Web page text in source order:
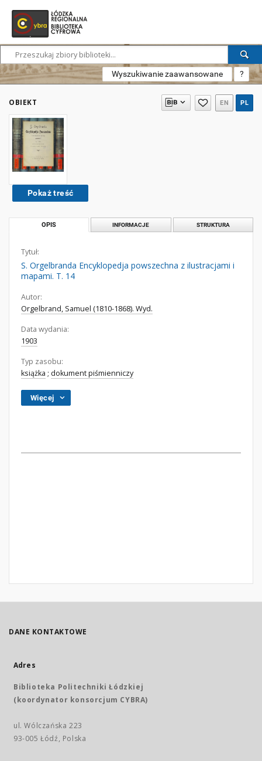
Wyszukiwanie zaawansowane ?
OBIEKT EN PL
Pokaż treść
OPIS INFORMACJE STRUKTURA
Tytuł:
S. Orgelbranda Encyklopedja powszechna z ilustracjami i
mapami. T. 14
Autor:
Orgelbrand, Samuel (1810-1868). Wyd.
Data wydania:
1903
Typ zasobu:
książka ; dokument piśmienniczy
Więcej
DANE KONTAKTOWE
Adres
Biblioteka Politechniki Łódzkiej
(koordynator konsorcjum CYBRA)
ul. Wólczańska 223
93-005 Łódź, Polska